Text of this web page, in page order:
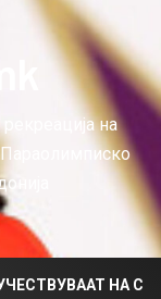
на
НА СРБИЈА